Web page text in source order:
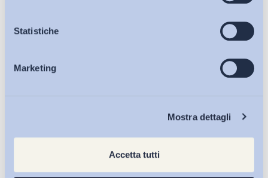
Statistiche
Marketing
Mostra dettagli
Accetta tutti
Osservatori
Eventi
Iscriviti alla Newsletter